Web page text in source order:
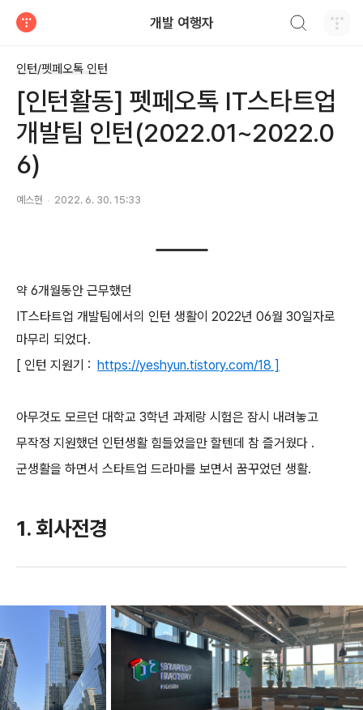
개발 여행자
인턴/펫페오톡 인턴
[인턴활동] 펫페오톡 IT스타트업
개발팀 인턴(2022.01~2022.0
6)
예스현 2022. 6. 30. 15:33
약 6개월동안 근무했던
IT스타트업 개발팀에서의 인턴 생활이 2022년 06월 30일자로
마무리 되었다.
[ 인턴 지원기 : https://yeshyun.tistory.com/18 ]
아무것도 모르던 대학교 3학년 과제랑 시험은 잠시 내려놓고
무작정 지원했던 인턴생활 힘들었을만 할텐데 참 즐거웠다 .
군생활을 하면서 스타트업 드라마를 보면서 꿈꾸었던 생활.
1. 회사전경